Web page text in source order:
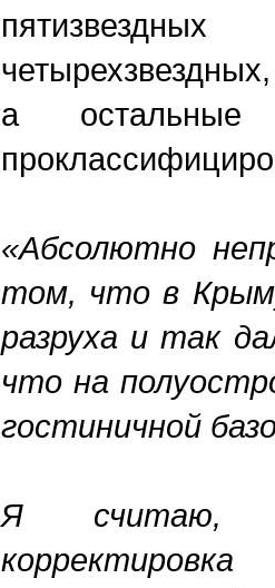
а
«Абсолютно
том, что в
разруха и так
что на
гостиничной
Я считаю,